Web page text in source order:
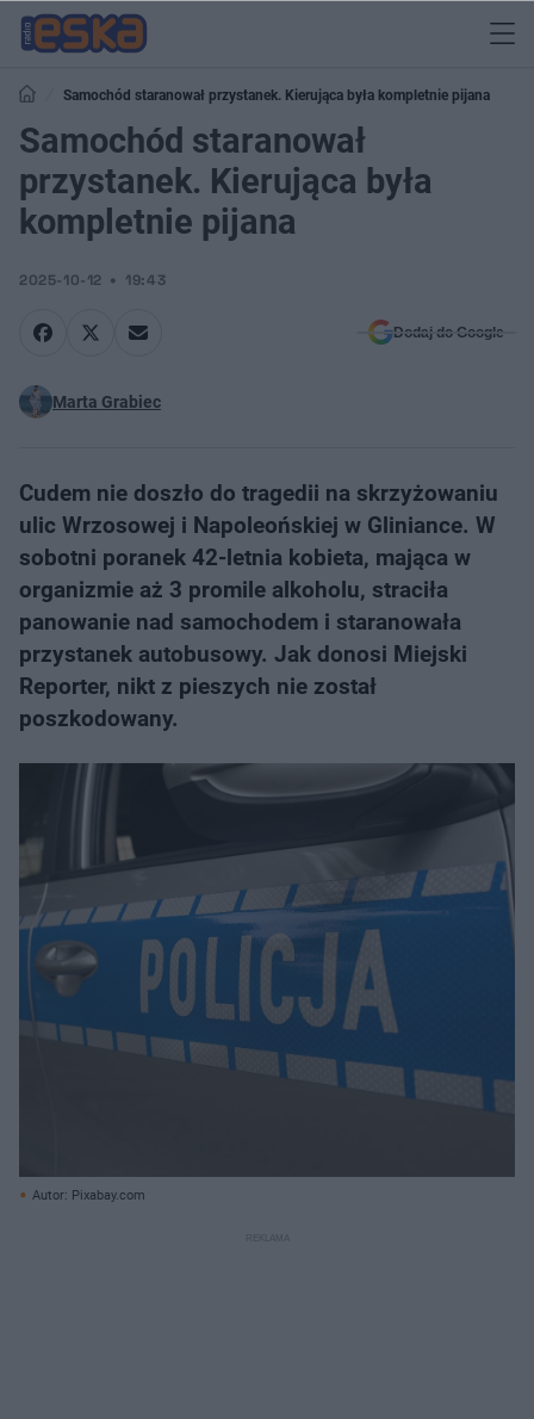
Samochód staranował przystanek. Kierująca była kompletnie pijana
Samochód staranował
przystanek. Kierująca była
kompletnie pijana
2025-10-12 19:43
Dodaj do Google
Marta Grabiec
Cudem nie doszło do tragedii na skrzyżowaniu
ulic Wrzosowej i Napoleońskiej w Gliniance. W
sobotni poranek 42-letnia kobieta, mająca w
organizmie aż 3 promile alkoholu, straciła
panowanie nad samochodem i staranowała
przystanek autobusowy. Jak donosi Miejski
Reporter, nikt z pieszych nie został
poszkodowany.
Autor: Pixabay.com